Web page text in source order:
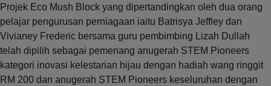
Projek Eco Mush Block yang dipertandingkan oleh dua orang
pelajar pengurusan perniagaan iaitu Batrisya Jeffley dan
Vivianey Frederic bersama guru pembimbing Lizah Dullah
telah dipilih sebagai pemenang anugerah STEM Pioneers
kategori inovasi kelestarian hijau dengan hadiah wang ringgit
RM 200 dan anugerah STEM Pioneers keseluruhan dengan